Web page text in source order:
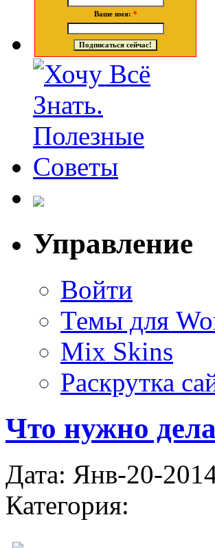
Ваше имя: *
Управление
Войти
Темы для
Mix Skins
Раскрутка
Что нужно
Дата: Янв-20-
Категория: